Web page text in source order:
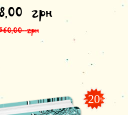
грн
360,00 грн.
грн
288,00 грн.
-20%